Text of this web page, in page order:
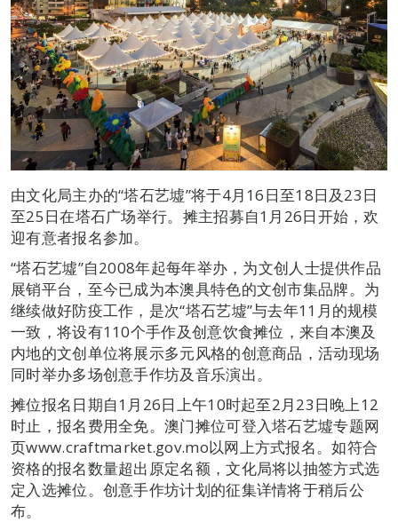
由文化局主办的“塔石艺墟”将于4月16日至18日及23日
至25日在塔石广场举行。摊主招募自1月26日开始，欢
迎有意者报名参加。
“塔石艺墟”自2008年起每年举办，为文创人士提供作品
展销平台，至今已成为本澳具特色的文创市集品牌。为
继续做好防疫工作，是次“塔石艺墟”与去年11月的规模
一致，将设有110个手作及创意饮食摊位，来自本澳及
内地的文创单位将展示多元风格的创意商品，活动现场
同时举办多场创意手作坊及音乐演出。
摊位报名日期自1月26日上午10时起至2月23日晚上12
时止，报名费用全免。澳门摊位可登入塔石艺墟专题网
页www.craftmarket.gov.mo以网上方式报名。如符合
资格的报名数量超出原定名额，文化局将以抽签方式选
定入选摊位。创意手作坊计划的征集详情将于稍后公
布。